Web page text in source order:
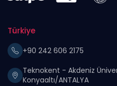
Türkiye
+90 242 606 2175
Teknokent - Akdeniz
Konyaaltı/ANTALYA